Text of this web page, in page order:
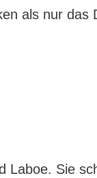
als nur das
Sie